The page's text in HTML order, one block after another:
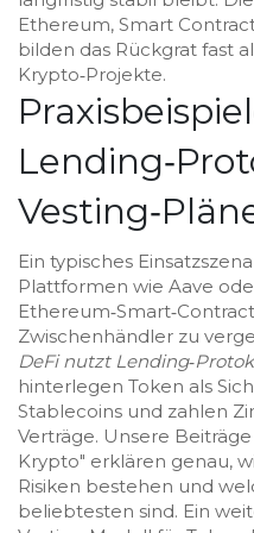
Ethereum, Smart
bilden das Rückgrat fast
Krypto‑Projekte.
Ein typisches
Plattformen wie Aave
Zwischenhändler zu
DeFi nutzt
hinterlegen Token als
Stablecoins und zahlen
Verträge. Unsere
Krypto" erklären genau,
Risiken bestehen und
beliebtesten sind. Ein